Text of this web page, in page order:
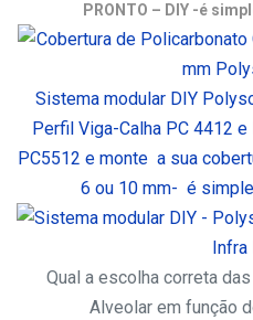
PRONTO – DIY -é
Sistema modular DIY
Perfil Viga-Calha PC 4412
PC5512 e monte a sua
6 ou 10 mm- é
Qual a escolha correta
Alveolar em função